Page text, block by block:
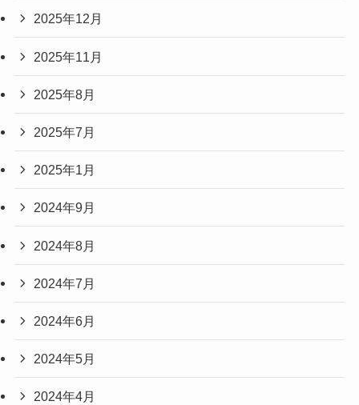
2025年12月
2025年11月
2025年8月
2025年7月
2025年1月
2024年9月
2024年8月
2024年7月
2024年6月
2024年5月
2024年4月